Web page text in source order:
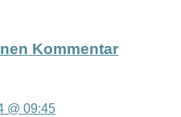
Kommentar
@ 09:45